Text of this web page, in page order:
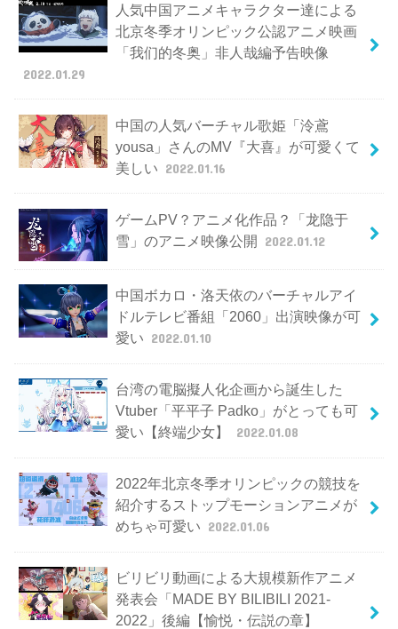
人気中国アニメキャラクター達による
北京冬季オリンピック公認アニメ映画
「我们的冬奥」非人哉編予告映像
2022.01.29
中国の人気バーチャル歌姫「泠鳶
yousa」さんのMV『大喜』が可愛くて
美しい 2022.01.16
ゲームPV？アニメ化作品？「龙隐于
雪」のアニメ映像公開 2022.01.12
中国ボカロ・洛天依のバーチャルアイ
ドルテレビ番組「2060」出演映像が可
愛い 2022.01.10
台湾の電脳擬人化企画から誕生した
Vtuber「平平子 Padko」がとっても可
愛い【終端少女】
2022.01.08
2022年北京冬季オリンピックの競技を
紹介するストップモーションアニメが
めちゃ可愛い 2022.01.06
ビリビリ動画による大規模新作アニメ
発表会「MADE BY BILIBILI 2021-
2022」後編【愉悦・伝説の章】